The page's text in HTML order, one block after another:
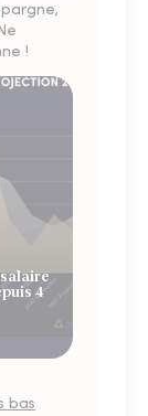
!
salaire
4
bas